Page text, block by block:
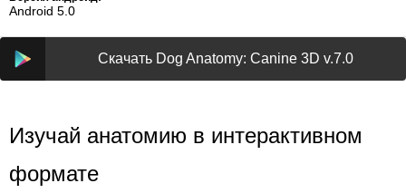
Android 5.0
Скачать Dog Anatomy: Canine 3D v.7.0
Изучай анатомию в интерактивном
формате